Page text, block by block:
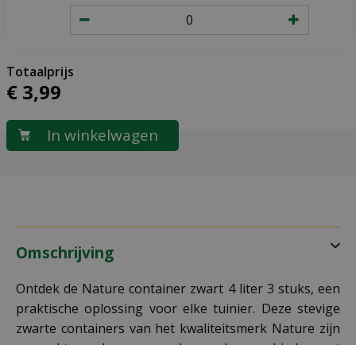
€ 3,99
Omschrijving
Ontdek de Nature container zwart 4 liter 3 stuks, een
praktische oplossing voor elke tuinier. Deze stevige
zwarte containers van het kwaliteitsmerk Nature zijn